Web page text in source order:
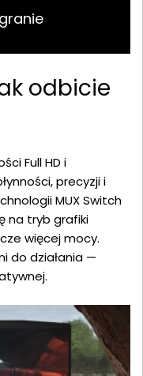
odbicie
Full HD i
precyzji i
MUX Switch
na tryb grafiki
więcej mocy.
do działania —